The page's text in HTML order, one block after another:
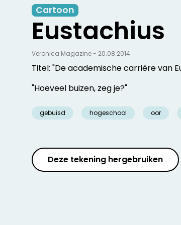
Cartoon
Eustachius
Titel: "De academische carrière van
"Hoeveel buizen, zeg je?"
gebuisd hogeschool oor
Veronica Magazine - 20.08.2014
Deze tekening hergebruiken